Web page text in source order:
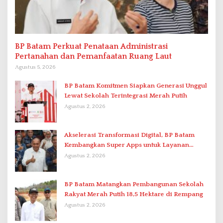
BP Batam Perkuat Penataan Administrasi
Pertanahan dan Pemanfaatan Ruang Laut
Agustus 5, 2026
BP Batam Komitmen Siapkan Generasi Unggul
Lewat Sekolah Terintegrasi Merah Putih
Agustus 2, 2026
Akselerasi Transformasi Digital, BP Batam
Kembangkan Super Apps untuk Layanan
Terpadu
Agustus 2, 2026
BP Batam Matangkan Pembangunan Sekolah
Rakyat Merah Putih 18,5 Hektare di Rempang
Agustus 2, 2026